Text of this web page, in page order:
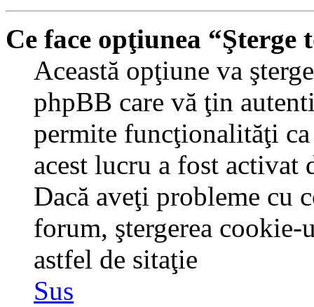
Ce face opţiunea
Această opţiune va
phpBB care vă ţin
permite funcţionalităţi
acest lucru a fost
Dacă aveţi probleme cu
forum, ştergerea
astfel de sitaţie
Sus